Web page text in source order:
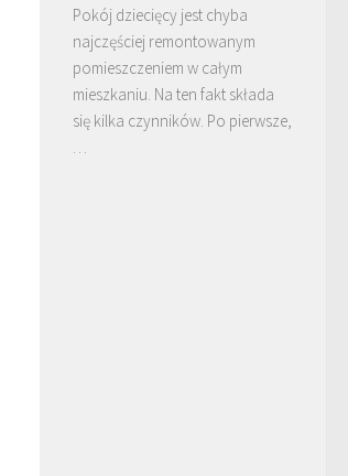
Pokój dziecięcy jest chyba
najczęściej remontowanym
pomieszczeniem w całym
mieszkaniu. Na ten fakt składa
się kilka czynników. Po pierwsze,
…